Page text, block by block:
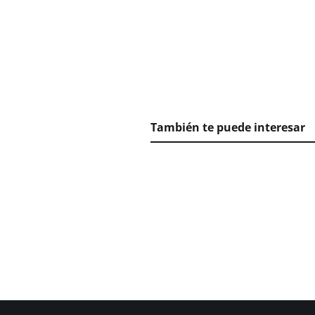
También te puede interesar